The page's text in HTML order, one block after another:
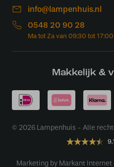
info@lampenhuis.nl
0548 20 90 28
Makkelijk &
© 2026 Lampenhuis - Alle
Marketing by Markant Internet